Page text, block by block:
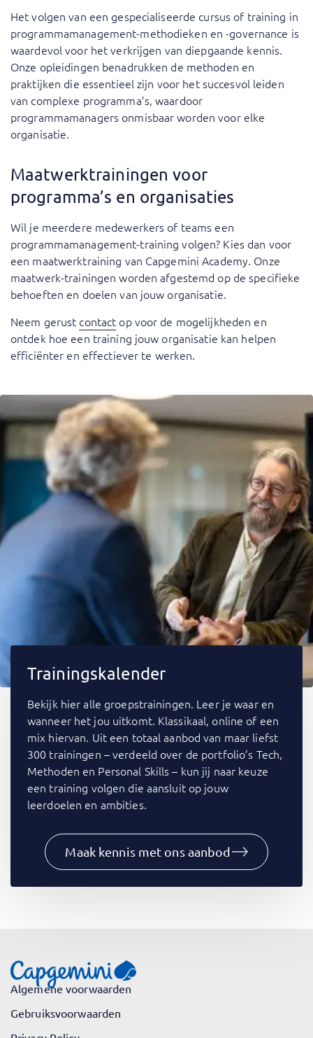
Het volgen van een gespecialiseerde cursus of training in
programmamanagement-methodieken en -governance is
waardevol voor het verkrijgen van diepgaande kennis.
Onze opleidingen benadrukken de methoden en
praktijken die essentieel zijn voor het succesvol leiden
van complexe programma’s, waardoor
programmamanagers onmisbaar worden voor elke
organisatie.
Maatwerktrainingen voor
programma’s en organisaties
Wil je meerdere medewerkers of teams een
programmamanagement-training volgen? Kies dan voor
een maatwerktraining van Capgemini Academy. Onze
maatwerk-trainingen worden afgestemd op de specifieke
behoeften en doelen van jouw organisatie.
Neem gerust contact op voor de mogelijkheden en
ontdek hoe een training jouw organisatie kan helpen
efficiënter en effectiever te werken.
Trainingskalender
Bekijk hier alle groepstrainingen. Leer je waar en
wanneer het jou uitkomt. Klassikaal, online of een
mix hiervan. Uit een totaal aanbod van maar liefst
300 trainingen – verdeeld over de portfolio’s Tech,
Methoden en Personal Skills – kun jij naar keuze
een training volgen die aansluit op jouw
leerdoelen en ambities.
Maak kennis met ons aanbod
Algemene voorwaarden
Gebruiksvoorwaarden